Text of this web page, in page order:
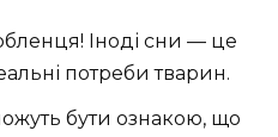
Іноді сни — це
потреби тварин.
бути ознакою, що